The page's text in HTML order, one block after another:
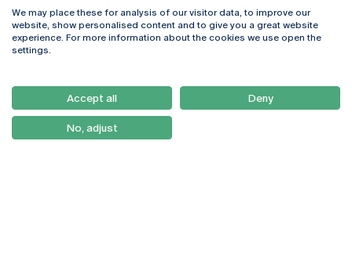
Rua Diogo Botelho 1327
4169-005 Porto
+351 226 196 240
Campus Online
Webmail
Como Chegar
Newsletter
We may place these for analysis of our visitor data, to improve our
website, show personalised content and to give you a great website
experience. For more information about the cookies we use open the
settings.
Accept all Deny
No, adjust